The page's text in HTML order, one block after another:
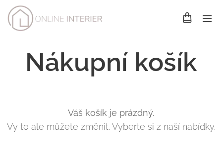
Nákupní košík
Váš košík je prázdný.
Vy to ale můžete změnit. Vyberte si z naší nabídky.